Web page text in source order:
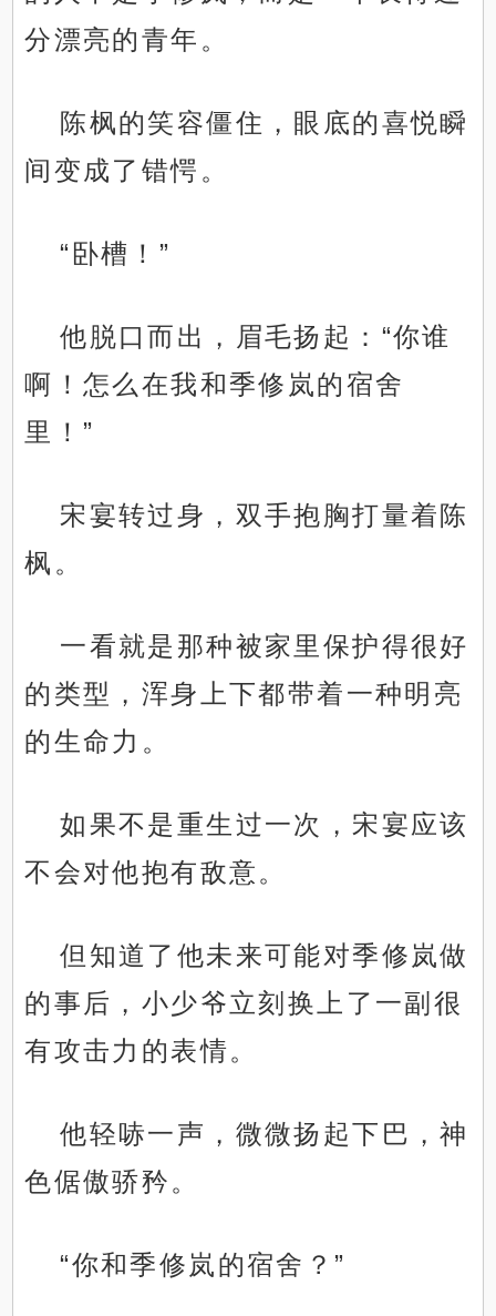
分漂亮的青年。
陈枫的笑容僵住，眼底的喜悦瞬
间变成了错愕。
“卧槽！”
他脱口而出，眉毛扬起：“你谁
啊！怎么在我和季修岚的宿舍
里！”
宋宴转过身，双手抱胸打量着陈
枫。
一看就是那种被家里保护得很好
的类型，浑身上下都带着一种明亮
的生命力。
如果不是重生过一次，宋宴应该
不会对他抱有敌意。
但知道了他未来可能对季修岚做
的事后，小少爷立刻换上了一副很
有攻击力的表情。
他轻哧一声，微微扬起下巴，神
色倨傲骄矜。
“你和季修岚的宿舍？”